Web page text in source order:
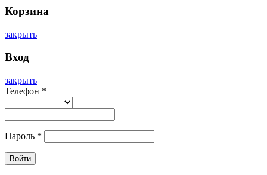
Корзина
закрыть
Вход
закрыть
Телефон *
Пароль *
Войти